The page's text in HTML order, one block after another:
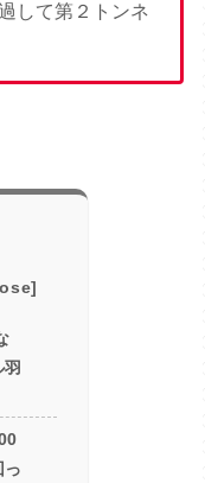
して第２トンネ
っ